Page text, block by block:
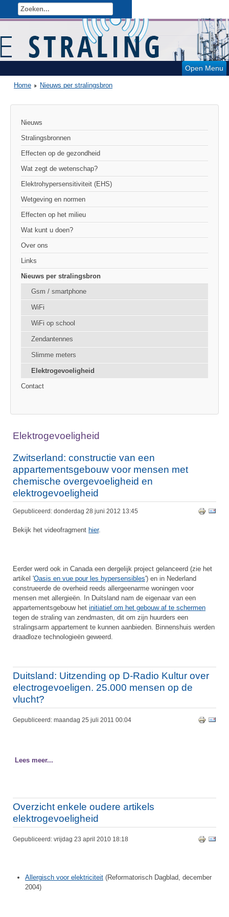
Open Menu
Home Nieuws per stralingsbron
Nieuws
Stralingsbronnen
Effecten op de gezondheid
Wat zegt de wetenschap?
Elektrohypersensitiviteit (EHS)
Wetgeving en normen
Effecten op het milieu
Wat kunt u doen?
Over ons
Links
Nieuws per stralingsbron
Gsm / smartphone
WiFi
WiFi op school
Zendantennes
Slimme meters
Elektrogevoeligheid
Contact
Elektrogevoeligheid
Zwitserland: constructie van een
appartementsgebouw voor mensen met
chemische overgevoeligheid en
elektrogevoeligheid
Gepubliceerd: donderdag 28 juni 2012 13:45
Bekijk het videofragment hier.
Eerder werd ook in Canada een dergelijk project gelanceerd (zie het
artikel 'Oasis en vue pour les hypersensibles') en in Nederland
construeerde de overheid reeds allergeenarme woningen voor
mensen met allergieën. In Duitsland nam de eigenaar van een
appartementsgebouw het initiatief om het gebouw af te schermen
tegen de straling van zendmasten, dit om zijn huurders een
stralingsarm appartement te kunnen aanbieden. Binnenshuis werden
draadloze technologieën geweerd.
Duitsland: Uitzending op D-Radio Kultur over
electrogevoeligen. 25.000 mensen op de
vlucht?
Gepubliceerd: maandag 25 juli 2011 00:04
Lees meer...
Overzicht enkele oudere artikels
elektrogevoeligheid
Gepubliceerd: vrijdag 23 april 2010 18:18
Allergisch voor elektriciteit (Reformatorisch Dagblad, december
2004)